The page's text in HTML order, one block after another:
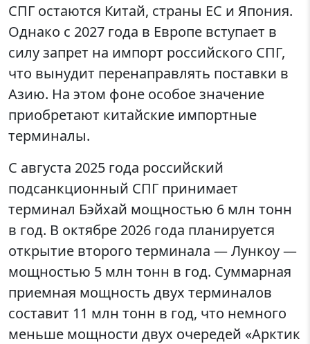
СПГ остаются Китай, страны ЕС и Япония.
Однако с 2027 года в Европе вступает в
силу запрет на импорт российского СПГ,
что вынудит перенаправлять поставки в
Азию. На этом фоне особое значение
приобретают китайские импортные
терминалы.
С августа 2025 года российский
подсанкционный СПГ принимает
терминал Бэйхай мощностью 6 млн тонн
в год. В октябре 2026 года планируется
открытие второго терминала — Лункоу —
мощностью 5 млн тонн в год. Суммарная
приемная мощность двух терминалов
составит 11 млн тонн в год, что немного
меньше мощности двух очередей «Арктик